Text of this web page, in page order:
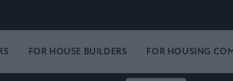
FOR HOUSE BUILDERS FOR HOUSING